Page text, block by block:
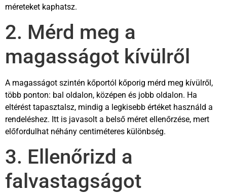
méreteket kaphatsz.
2. Mérd meg a
magasságot kívülről
A magasságot szintén kőportól kőporig mérd meg kívülről,
több ponton: bal oldalon, középen és jobb oldalon. Ha
eltérést tapasztalsz, mindig a legkisebb értéket használd a
rendeléshez. Itt is javasolt a belső méret ellenőrzése, mert
előfordulhat néhány centiméteres különbség.
3. Ellenőrizd a
falvastagságot